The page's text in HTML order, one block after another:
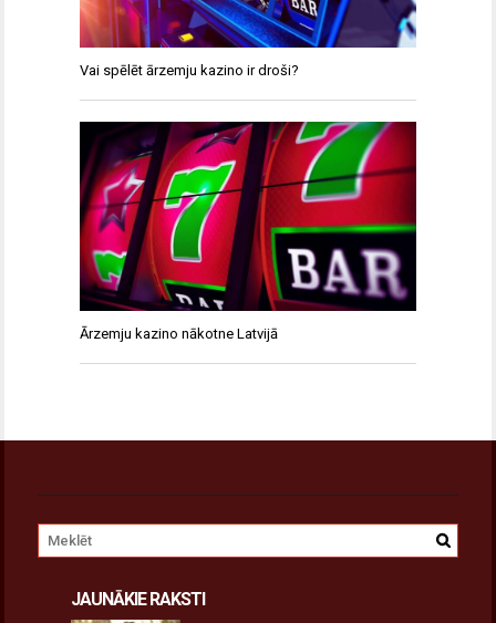
Vai spēlēt ārzemju kazino ir droši?
Ārzemju kazino nākotne Latvijā
JAUNĀKIE RAKSTI